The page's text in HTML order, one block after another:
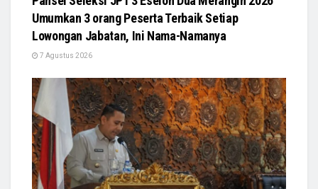
Umumkan 3 orang Peserta Terbaik Setiap
Lowongan Jabatan, Ini Nama-Namanya
7 Agustus 2026